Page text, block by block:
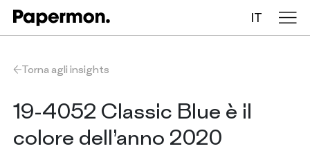
IT
Tovaglie in rotolo
Tovaglie piegate
Table runners
Torna agli insights
19-4052 Classic Blue è il
colore dell’anno 2020